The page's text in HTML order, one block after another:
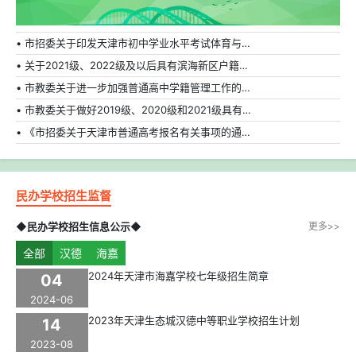
• 市招委关于印发天津市初中学业水平考试体育与健康科目补充方案的通知
• 关于2021级、2022级及以后具有滨海新区户籍在外省市普通高中就读学生转学的相关规定
• 市教委关于进一步加强普通高中学籍管理工作的通知
• 市教委关于做好2019级、2020级和2021级具有天津市户籍在外省市普通高中就读学生转学工作的通知
• 《市招委关于天津市普通高考报名有关事项的通知》的解读
民办学校招生监督
◆民办学校招生信息公示◆ 更多>>
全部 汉德 海嘉
04
2024-06
2024年天津市海嘉学校七年级招生简章
14
2023-08
2023年天津生态城汉德中等职业学校招生计划